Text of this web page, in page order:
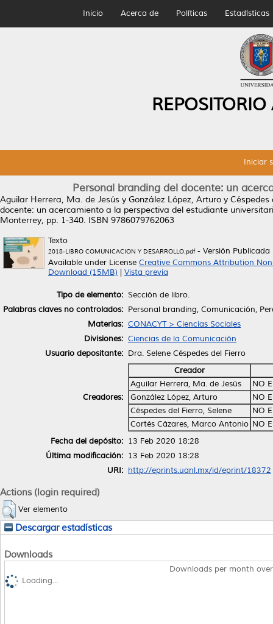
Inicio Acerca de Políticas Estadísticas
Iniciar
Personal branding del docente: un
Aguilar Herrera, Ma. de Jesús y González López, Arturo y Céspedes
docente: un acercamiento a la perspectiva del estudiante
Monterrey, pp. 1-340. ISBN 9786079762063
Texto
2018-LIBRO COMUNICACION Y DESARROLLO.pdf- Versión Publicada
Available under License Creative Commons Attribution
Download (15MB)
Vista previa
Tipo de elemento: Sección de libro.
Palabras claves no controlados: Personal branding, Comunicación,
Materias: CONACYT > Ciencias Sociales
Divisiones: Ciencias de la Comunicación
Usuario depositante: Dra. Selene Céspedes del Fierro
Creadores:
Creador
Aguilar Herrera, Ma. de Jesús
NO
González López, Arturo
NO
Céspedes del Fierro, Selene
NO
Cortés Cázares, Marco Antonio NO
Fecha del depósito: 13 Feb 2020 18:28
Última modificación: 13 Feb 2020 18:28
URI: http://eprints.uanl.mx/id/eprint/18372
Actions (login required)
Ver elemento
Descargar estadísticas
Downloads
Downloads per month
Loading...